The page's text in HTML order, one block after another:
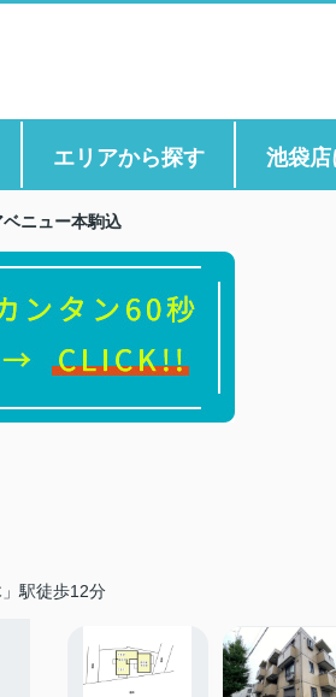
エリアから探す 池袋
ベニュー本駒込
駅徒歩12分